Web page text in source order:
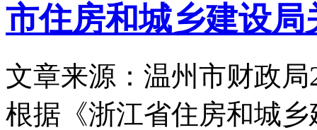
市住房和城乡建设局
文章来源：温州市财政局
根据《浙江省住房和城